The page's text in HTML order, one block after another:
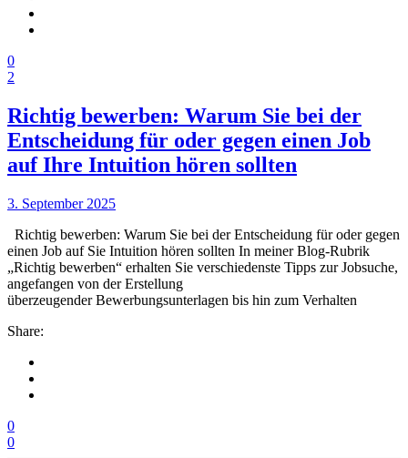
0
2
Richtig bewerben: Warum Sie bei der
Entscheidung für oder gegen einen Job
auf Ihre Intuition hören sollten
3. September 2025
Richtig bewerben: Warum Sie bei der Entscheidung für oder gegen
einen Job auf Sie Intuition hören sollten In meiner Blog-Rubrik
„Richtig bewerben“ erhalten Sie verschiedenste Tipps zur Jobsuche,
angefangen von der Erstellung
überzeugender Bewerbungsunterlagen bis hin zum Verhalten
Share:
0
0